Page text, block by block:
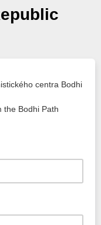
centra Bodhi
the Bodhi Path